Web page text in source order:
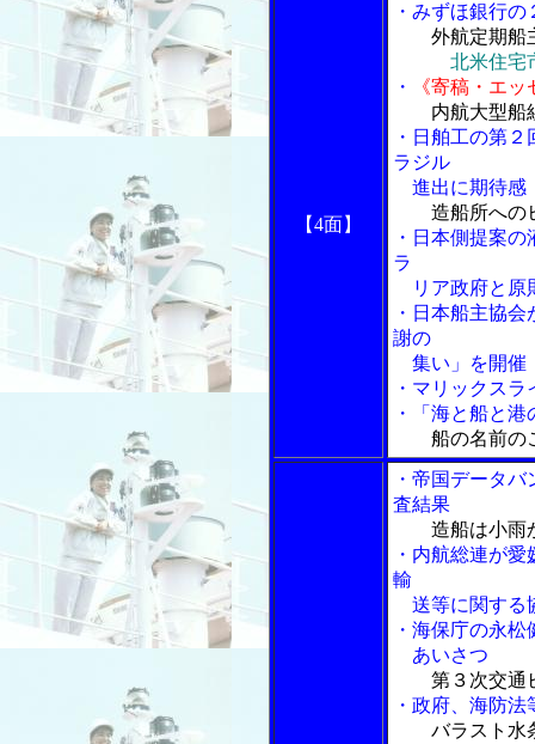
【4面】
・みずほ銀行
外航定期船
北米住宅
・
《寄稿・エッ
内航大型
・日舶工の第
ラジル
進出に期待感
造船所への
・日本側提案
ラ
リア政府と原
・日本船主協
謝の
集い」を開催
・マリックス
・「海と船と
船の名前
・帝国データ
査結果
造船は小雨
・内航総連が
輸
送等に関する
・海保庁の永
あいさつ
第３次交通
・政府、海防
バラスト水